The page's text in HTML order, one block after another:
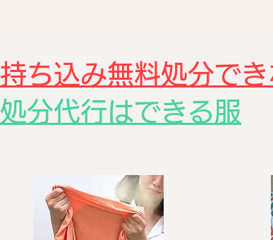
持ち込み無料処分でき
処分代行はできる服